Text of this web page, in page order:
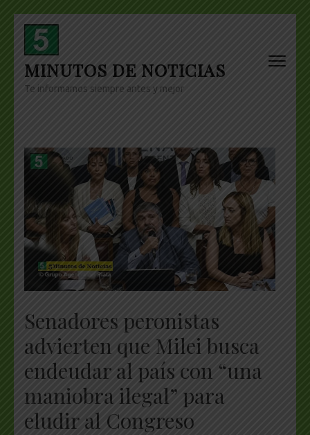
Skip
content
(Press
Enter)
MINUTOS DE NOTICIAS
Te informamos siempre antes y mejor
Senadores peronistas
advierten que Milei busca
endeudar al país con “una
maniobra ilegal” para
eludir al Congreso